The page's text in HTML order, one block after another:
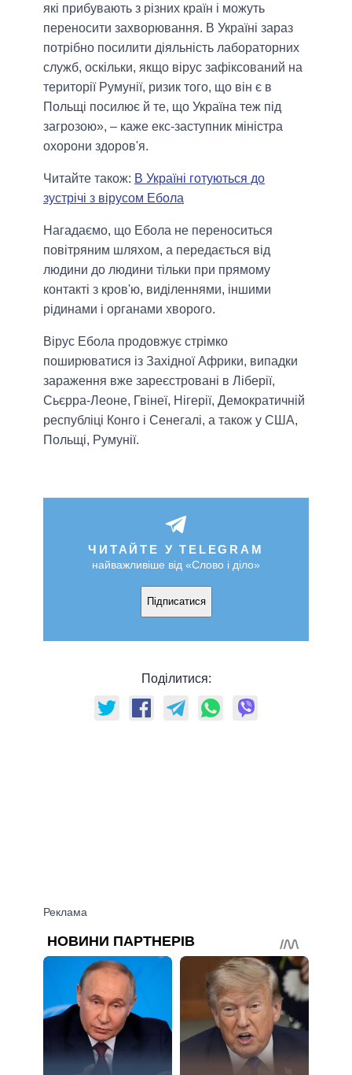
які прибувають з різних країн і можуть
переносити захворювання. В Україні зараз
потрібно посилити діяльність лабораторних
служб, оскільки, якщо вірус зафіксований на
території Румунії, ризик того, що він є в
Польщі посилює й те, що Україна теж під
загрозою», – каже екс-заступник міністра
охорони здоров'я.
Читайте також: В Україні готуються до
зустрічі з вірусом Ебола
Нагадаємо, що Ебола не переноситься
повітряним шляхом, а передається від
людини до людини тільки при прямому
контакті з кров'ю, виділеннями, іншими
рідинами і органами хворого.
Вірус Ебола продовжує стрімко
поширюватися із Західної Африки, випадки
зараження вже зареєстровані в Ліберії,
Сьєрра-Леоне, Гвінеї, Нігерії, Демократичній
республіці Конго і Сенегалі, а також у США,
Польщі, Румунії.
ЧИТАЙТЕ У TELEGRAM
найважливіше від «Слово і діло»
Підписатися
Поділитися: